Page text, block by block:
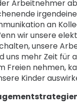
Arbeitnehmer
an
wir unsere
unsere
uns mehr Zeit für
Freien nehmen,
Kinder